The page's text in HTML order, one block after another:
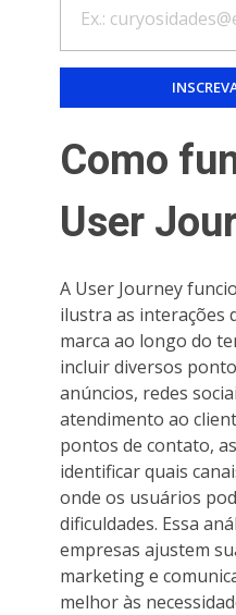
Como
User
A User Journey
ilustra as interações
marca ao longo do
incluir diversos
anúncios, redes
atendimento ao
pontos de contato,
identificar quais
onde os usuários
dificuldades. Essa
empresas ajustem
marketing e
melhor às